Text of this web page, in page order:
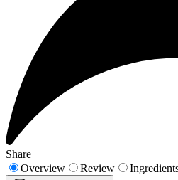
Share
Overview
Review